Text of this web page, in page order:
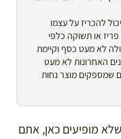
להכריז על עצמו
פריז או תשוקה כלפי
לא מעט כסף וקיימת
האחרונות לא מעט
שמספקים מוצר נחות
מופיעים כאן, אתם